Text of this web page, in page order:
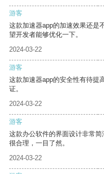
游客
这款加速器app的加速效果还是
望开发者能够优化一下。
2024-03-22
游客
这款加速器app的安全性有待提
证。
2024-03-22
游客
这款办公软件的界面设计非常
很合理，一目了然。
2024-03-22